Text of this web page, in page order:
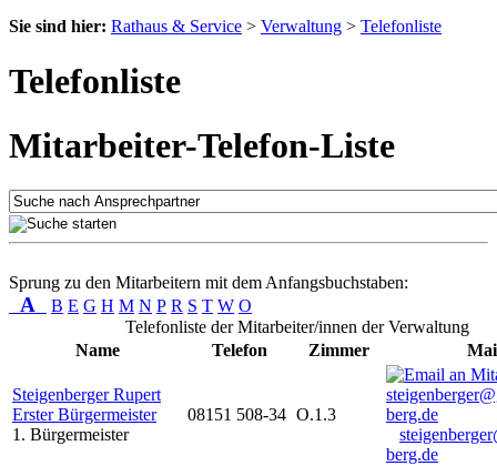
Sie sind hier: Rathaus & Service > Verwaltung > Telefonliste
Telefonliste
Mitarbeiter-Telefon-Liste
Sprung zu den Mitarbeitern mit dem Anfangsbuchstaben:
A B E G H M N P R S T W O
Telefonliste der Mitarbeiter/innen der Verwaltung
Name
Telefon Zimmer
Steigenberger Rupert
Erster Bürgermeister
1. Bürgermeister
08151 508-34 O.1.3
berg.de